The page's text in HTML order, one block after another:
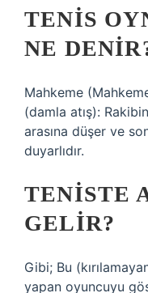
TENIS
NE
Mahkeme
(damla atış):
arasına düşer ve
duyarlıdır.
TENISTE
GELIR?
Gibi; Bu
yapan oyuncuyu